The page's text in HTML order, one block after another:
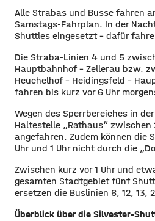
Alle Strabas und Busse fahren
Samstags-Fahrplan. In der
Shuttles eingesetzt – dafür
Die Straba-Linien 4 und 5
Hauptbahnhof – Zellerau bzw.
Heuchelhof – Heidingsfeld –
fahren bis kurz vor 6 Uhr
Wegen des Sperrbereiches in
Haltestelle „Rathaus“ zwischen
angefahren. Zudem können die
Uhr und 1 Uhr nicht durch die
Zwischen kurz vor 1 Uhr und
gesamten Stadtgebiet fünf
ersetzen die Buslinien 6, 12, 13,
Überblick über die Silvester-